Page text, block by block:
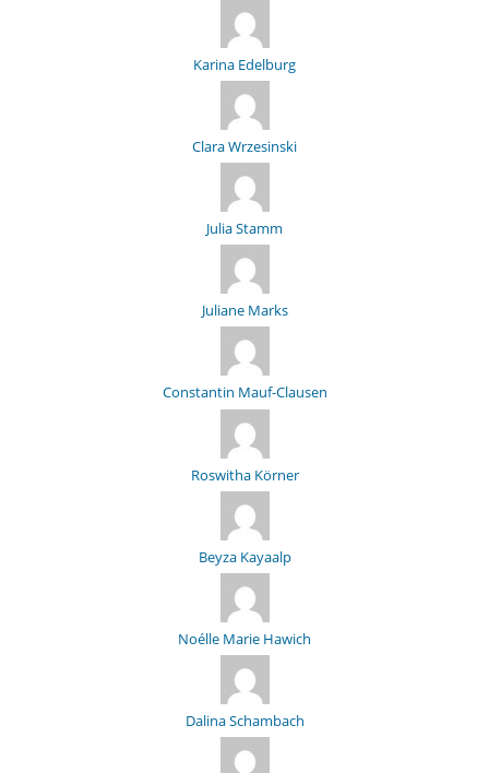
Karina Edelburg
Clara Wrzesinski
Julia Stamm
Juliane Marks
Constantin Mauf-Clausen
Roswitha Körner
Beyza Kayaalp
Noélle Marie Hawich
Dalina Schambach